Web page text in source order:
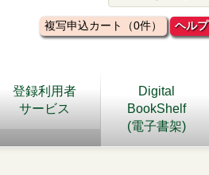
複写申込カート（0件） ヘルプ
登録利用者
サービス
Digital
BookShelf
(電子書架)